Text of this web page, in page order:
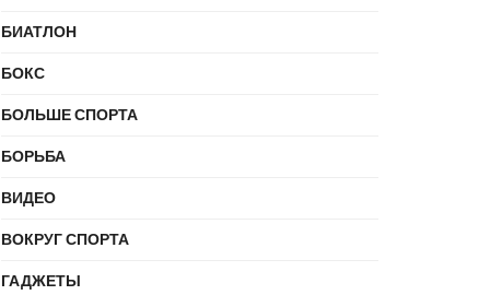
БИАТЛОН
БОКС
БОЛЬШЕ СПОРТА
БОРЬБА
ВИДЕО
ВОКРУГ СПОРТА
ГАДЖЕТЫ